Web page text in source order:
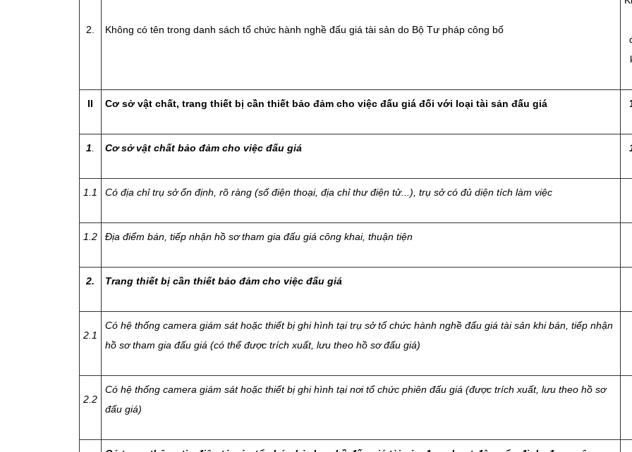
2. Không có tên trong danh sách tổ chức hành nghề đấu giá tài sản do Bộ Tư pháp công bố
II Cơ sở vật chất, trang thiết bị cần thiết bảo đảm cho việc đấu giá đối với loại tài sản đấu giá
1 Cơ sở vật chất bảo đảm cho việc đấu giá
1.1 Có địa chỉ trụ sở ổn định, rõ ràng (số điện thoại, địa chỉ thư điện tử...), trụ sở có đủ diện tích làm việc
1.2 Địa điểm bán, tiếp nhận hồ sơ tham gia đấu giá công khai, thuận tiện
2. Trang thiết bị cần thiết bảo đảm cho việc đấu giá
2.1
Có hệ thống camera giám sát hoặc thiết bị ghi hình tại trụ sở tổ chức hành nghề đấu giá tài sản khi bán, tiếp nhận
hồ sơ tham gia đấu giá (có thể được trích xuất, lưu theo hồ sơ đấu giá)
2.2
Có hệ thống camera giám sát hoặc thiết bị ghi hình tại nơi tổ chức phiên đấu giá (được trích xuất, lưu theo hồ sơ
đấu giá)